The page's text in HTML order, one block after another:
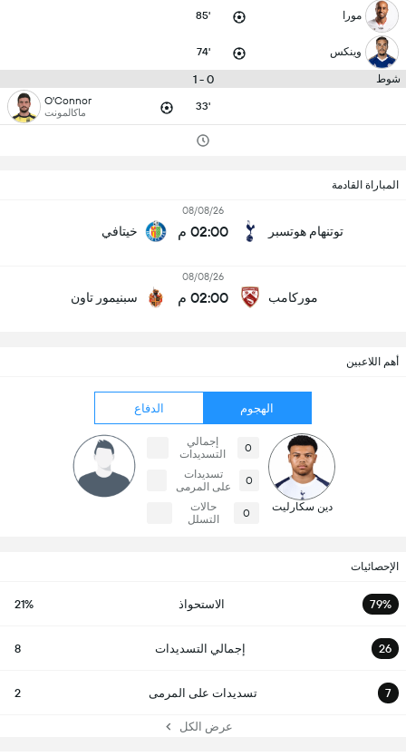
مورا 85'
وينكس 74'
شوط 0 - 1
33'
O'Connor
ماكالمونت
المباراة القادمة
توتنهام هوتسبر
08/08/26
02:00 م خيتافي
موركامب
08/08/26
02:00 م سبنيمور تاون
أهم اللاعبين
الهجوم الدفاع
دين سكارليت
0
إجمالي
التسديدات
0
تسديدات
على المرمى
0
حالات
التسلل
الإحصائيات
79% الاستحواذ 21%
26 إجمالي التسديدات 8
7 تسديدات على المرمى 2
عرض الكل